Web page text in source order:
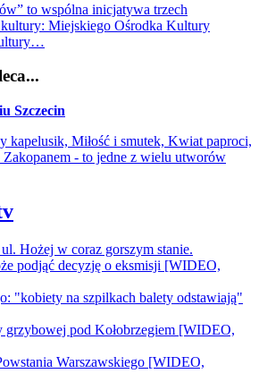
to wspólna inicjatywa trzech
Miejskiego Ośrodka Kultury
Szczecin
kapelusik, Miłość i smutek, Kwiat paproci,
Zakopanem - to jedne z wielu utworów
Hożej w coraz gorszym stanie.
podjąć decyzję o eksmisji [WIDEO,
"kobiety na szpilkach balety odstawiają"
grzybowej pod Kołobrzegiem [WIDEO,
Warszawskiego [WIDEO,